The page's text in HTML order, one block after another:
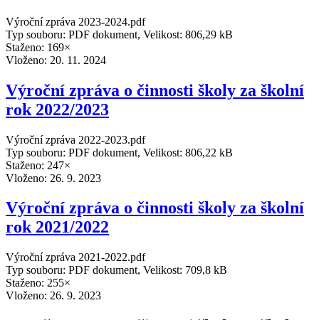
Výroční zpráva 2023-2024.pdf
Typ souboru: PDF dokument, Velikost: 806,29 kB
Staženo: 169×
Vloženo: 20. 11. 2024
Výroční zpráva o činnosti školy za školní
rok 2022/2023
Výroční zpráva 2022-2023.pdf
Typ souboru: PDF dokument, Velikost: 806,22 kB
Staženo: 247×
Vloženo: 26. 9. 2023
Výroční zpráva o činnosti školy za školní
rok 2021/2022
Výroční zpráva 2021-2022.pdf
Typ souboru: PDF dokument, Velikost: 709,8 kB
Staženo: 255×
Vloženo: 26. 9. 2023